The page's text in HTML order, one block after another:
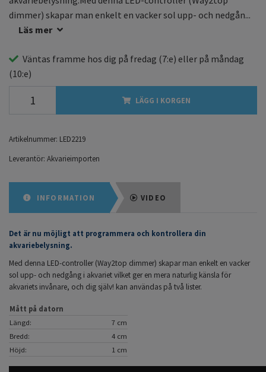
dimmer) skapar man enkelt en vacker sol upp- och nedgån...
Läs mer
Väntas framme hos dig på fredag (7:e) eller på måndag
(10:e)
LÄGG I KORGEN
Artikelnummer: LED2219
Leverantör: Akvarieimporten
INFORMATION VIDEO
Det är nu möjligt att programmera och kontrollera din
akvariebelysning.
Med denna LED-controller (Way2top dimmer) skapar man enkelt en vacker
sol upp- och nedgång i akvariet vilket ger en mera naturlig känsla för
akvariets invånare, och dig själv! kan användas på två lister.
Mått på datorn
Längd:
7 cm
Bredd:
4 cm
Höjd:
1 cm